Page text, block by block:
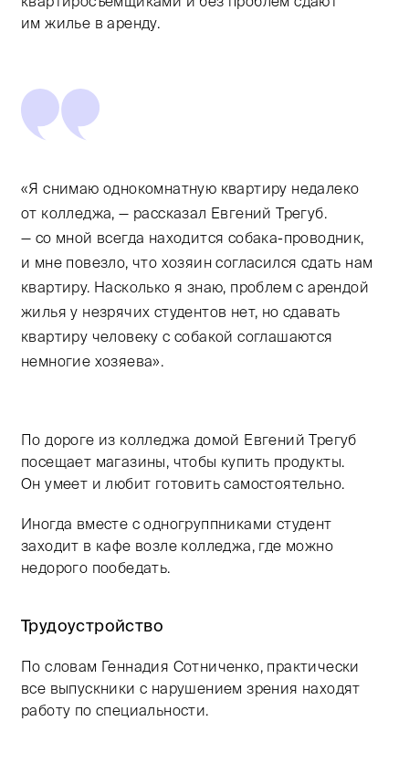
им жилье в аренду.
«Я снимаю однокомнатную квартиру недалеко
от колледжа, — рассказал Евгений Трегуб.
— со мной всегда находится собака-проводник,
и мне повезло, что хозяин согласился сдать нам
квартиру. Насколько я знаю, проблем с арендой
жилья у незрячих студентов нет, но сдавать
квартиру человеку с собакой соглашаются
немногие хозяева».
По дороге из колледжа домой Евгений Трегуб
посещает магазины, чтобы купить продукты.
Он умеет и любит готовить самостоятельно.
Иногда вместе с одногруппниками студент
заходит в кафе возле колледжа, где можно
недорого пообедать.
Трудоустройство
По словам Геннадия Сотниченко, практически
все выпускники с нарушением зрения находят
работу по специальности.